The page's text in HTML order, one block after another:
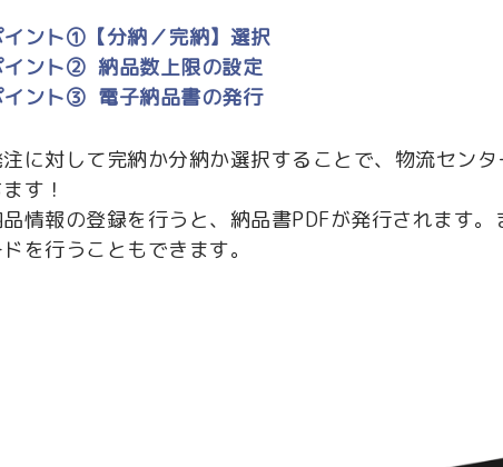
イント①【分納／完納】選択
イント② 納品数上限の設定
イント③ 電子納品書の発行
注に対して完納か分納か選択することで、物流セン
す！
情報の登録を行うと、納品書PDFが発行されます
を行うこともできます。